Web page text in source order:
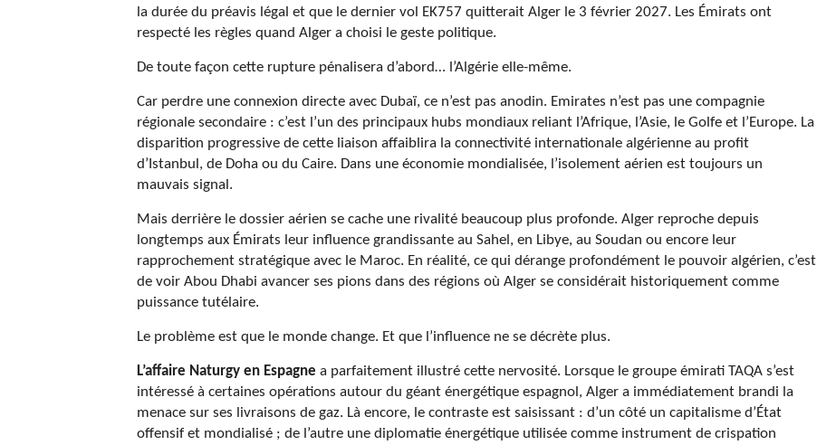
la durée du préavis légal et que le dernier vol EK757 quitterait Alger le 3 février 2027. Les Émirats ont
respecté les règles quand Alger a choisi le geste politique.
De toute façon cette rupture pénalisera d’abord… l’Algérie elle-même.
Car perdre une connexion directe avec Dubaï, ce n’est pas anodin. Emirates n’est pas une compagnie
régionale secondaire : c’est l’un des principaux hubs mondiaux reliant l’Afrique, l’Asie, le Golfe et l’Europe. La
disparition progressive de cette liaison affaiblira la connectivité internationale algérienne au profit
d’Istanbul, de Doha ou du Caire. Dans une économie mondialisée, l’isolement aérien est toujours un
mauvais signal.
Mais derrière le dossier aérien se cache une rivalité beaucoup plus profonde. Alger reproche depuis
longtemps aux Émirats leur influence grandissante au Sahel, en Libye, au Soudan ou encore leur
rapprochement stratégique avec le Maroc. En réalité, ce qui dérange profondément le pouvoir algérien, c’est
de voir Abou Dhabi avancer ses pions dans des régions où Alger se considérait historiquement comme
puissance tutélaire.
Le problème est que le monde change. Et que l’influence ne se décrète plus.
L’affaire Naturgy en Espagne a parfaitement illustré cette nervosité. Lorsque le groupe émirati TAQA s’est
intéressé à certaines opérations autour du géant énergétique espagnol, Alger a immédiatement brandi la
menace sur ses livraisons de gaz. Là encore, le contraste est saisissant : d’un côté un capitalisme d’État
offensif et mondialisé ; de l’autre une diplomatie énergétique utilisée comme instrument de crispation